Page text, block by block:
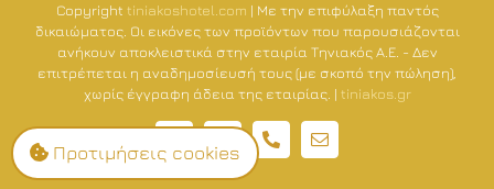
Προτιμήσεις cookies
Copyright tiniakoshotel.com | Με την επιφύλαξη παντός
δικαιώματος. Οι εικόνες των προϊόντων που παρουσιάζονται
ανήκουν αποκλειστικά στην εταιρία Τηνιακός Α.Ε. - Δεν
επιτρέπεται η αναδημοσίευσή τους (με σκοπό την πώληση),
χωρίς έγγραφη άδεια της εταιρίας. | tiniakos.gr
GDPRΟικιακός
εξοπλισμός
Τηλέφωνο
Email